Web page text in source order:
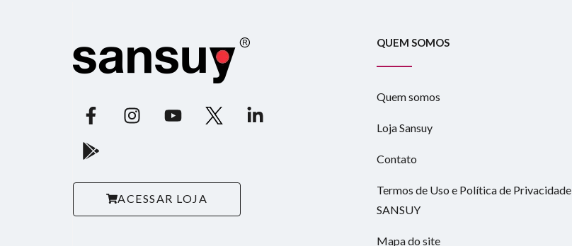
ACESSAR LOJA
QUEM SOMOS
Quem somos
Loja Sansuy
Contato
Termos de Uso e Política de Privacidade
SANSUY
Mapa do site